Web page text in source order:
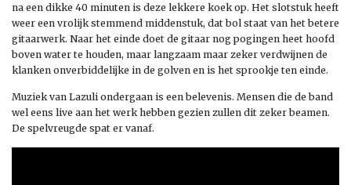
na een dikke 40 minuten is deze lekkere koek op. Het slotstuk heeft
weer een vrolijk stemmend middenstuk, dat bol staat van het betere
gitaarwerk. Naar het einde doet de gitaar nog pogingen heet hoofd
boven water te houden, maar langzaam maar zeker verdwijnen de
klanken onverbiddelijke in de golven en is het sprookje ten einde.
Muziek van Lazuli ondergaan is een belevenis. Mensen die de band
wel eens live aan het werk hebben gezien zullen dit zeker beamen.
De spelvreugde spat er vanaf.